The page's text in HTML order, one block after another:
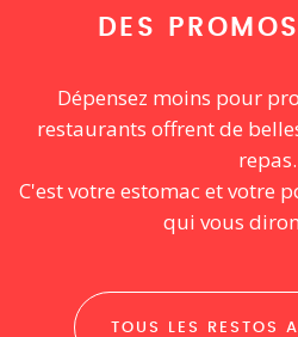
DES PROMOS
Dépensez moins pour
restaurants offrent de
repas.
C'est votre estomac et votre
qui vous
TOUS LES RESTOS